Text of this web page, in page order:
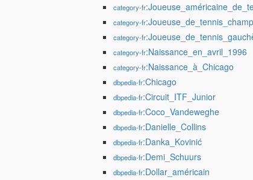
category-fr
category-fr
category-fr
category-fr:Naissance_en_avril_1996
category-fr:Naissance_à_Chicago
dbpedia-fr:Chicago
dbpedia-fr:Circuit_ITF_Junior
dbpedia-fr:Coco_Vandeweghe
dbpedia-fr:Danielle_Collins
dbpedia-fr:Danka_Kovinić
dbpedia-fr:Demi_Schuurs
dbpedia-fr:Dollar_américain